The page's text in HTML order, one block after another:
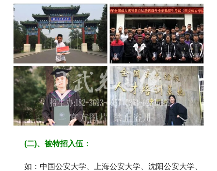
(二)、被特招入伍：
如：中国公安大学、上海公安大学、沈阳公安大学、